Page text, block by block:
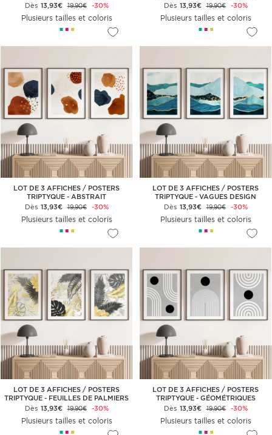
Dès 13,93€ 19,90€ -30%
Plusieurs tailles et coloris
Dès 13,93€ 19,90€ -30%
Plusieurs tailles et coloris
LOT DE 3 AFFICHES / POSTERS
TRIPTYQUE - ABSTRAIT
Dès 13,93€ 19,90€ -30%
Plusieurs tailles et coloris
LOT DE 3 AFFICHES / POSTERS
TRIPTYQUE - VAGUES DESIGN
Dès 13,93€ 19,90€ -30%
Plusieurs tailles et coloris
LOT DE 3 AFFICHES / POSTERS
TRIPTYQUE - FEUILLES DE PALMIERS
Dès 13,93€ 19,90€ -30%
Plusieurs tailles et coloris
LOT DE 3 AFFICHES / POSTERS
TRIPTYQUE - GÉOMÉTRIQUES
Dès 13,93€ 19,90€ -30%
Plusieurs tailles et coloris